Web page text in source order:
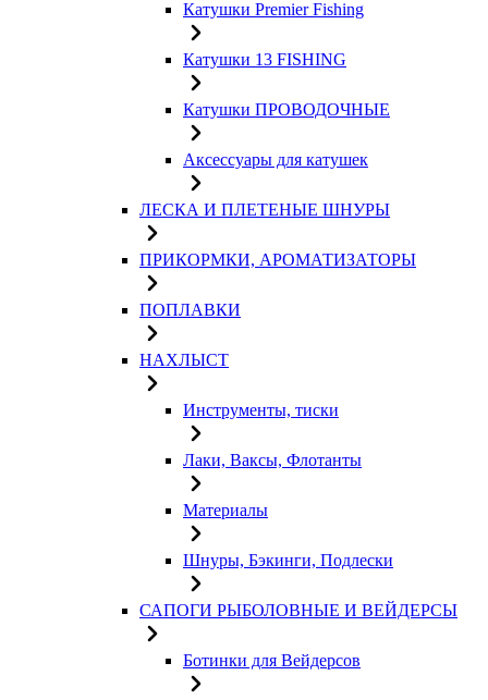
Катушки Premier Fishing
Катушки 13 FISHING
Катушки ПРОВОДОЧНЫЕ
Аксессуары для катушек
ЛЕСКА И ПЛЕТЕНЫЕ ШНУРЫ
ПРИКОРМКИ, АРОМАТИЗАТОРЫ
ПОПЛАВКИ
НАХЛЫСТ
Инструменты, тиски
Лаки, Ваксы, Флотанты
Материалы
Шнуры, Бэкинги, Подлески
САПОГИ РЫБОЛОВНЫЕ И ВЕЙДЕРСЫ
Ботинки для Вейдерсов